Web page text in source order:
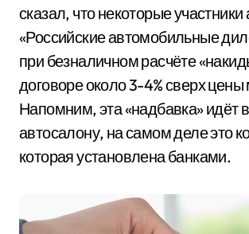
сказал, что некоторые
«Российские автомобильные
при безналичном расчёте
договоре около 3-4% сверх
Напомним, эта «надбавка» идёт
автосалону, на самом деле это
которая установлена банками.